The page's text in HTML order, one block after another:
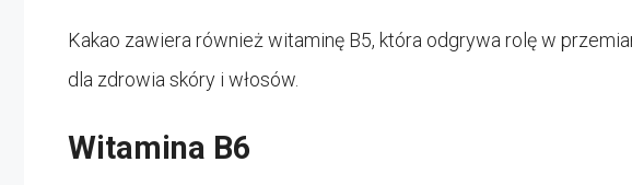
Kakao zawiera również witaminę B5, która odgrywa rolę w
dla zdrowia skóry i włosów.
Witamina B6